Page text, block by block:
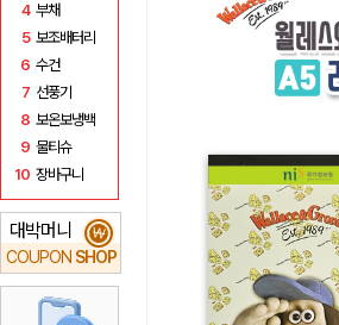
4 부채
5 보조배터리
6 수건
7 선풍기
8 보온보냉백
9 물티슈
10 장바구니
대박머니
COUPON SHOP
₩